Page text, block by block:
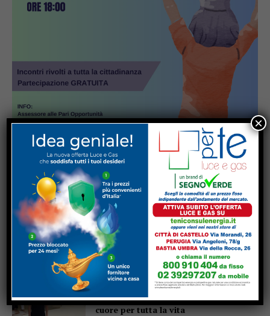
Popular
Sansepolcro, arrestata coppia di
truffatori: con loro, in auto, il figlio di 7
anni
Un abbraccio del Papa da portare nel
cuore per tutta la vita
×